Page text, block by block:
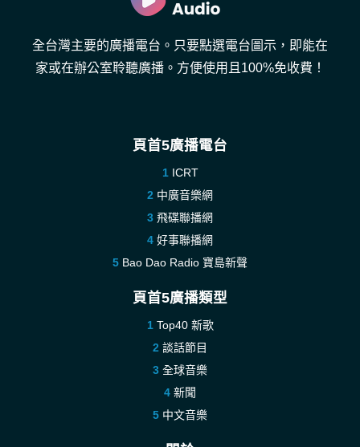
全台灣主要的廣播電台。只要點選電台圖示，即能在
家或在辦公室聆聽廣播。方便使用且100%免收費！
頁首5廣播電台
ICRT
中廣音樂網
飛碟聯播網
好事聯播網
Bao Dao Radio 寶島新聲
頁首5廣播類型
Top40 新歌
談話節目
全球音樂
新聞
中文音樂